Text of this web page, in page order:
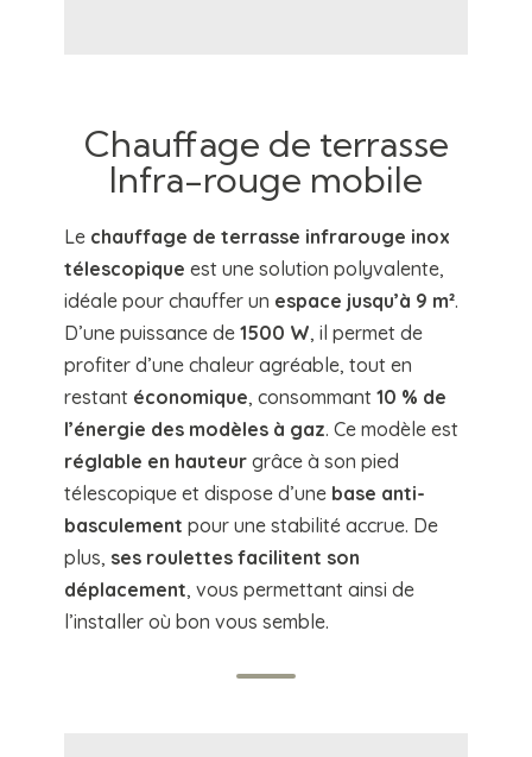
Chauffage de terrasse
Infra-rouge mobile
Le chauffage de terrasse infrarouge inox
télescopique est une solution polyvalente,
idéale pour chauffer un espace jusqu’à 9 m².
D’une puissance de 1500 W, il permet de
profiter d’une chaleur agréable, tout en
restant économique, consommant 10 % de
l’énergie des modèles à gaz. Ce modèle est
réglable en hauteurgrâce à son pied
télescopique et dispose d’une base anti-
basculement pour une stabilité accrue. De
plus, ses roulettes facilitent son
déplacement, vous permettant ainsi de
l’installer où bon vous semble.